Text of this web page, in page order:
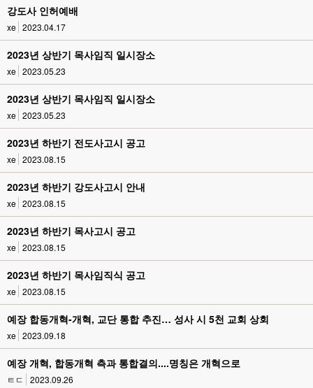
강도사 인허예배
xe 2023.04.17
2023년 상반기 목사임직 일시장소
xe 2023.05.23
2023년 상반기 목사임직 일시장소
xe 2023.05.23
2023년 하반기 전도사고시 공고
xe 2023.08.15
2023년 하반기 강도사고시 안내
xe 2023.08.15
2023년 하반기 목사고시 공고
xe 2023.08.15
2023년 하반기 목사임직식 공고
xe 2023.08.15
예장 합동개혁-개혁, 교단 통합 추진… 성사 시 5천 교회 상회
xe 2023.09.18
예장 개혁, 합동개혁 측과 통합결의....명칭은 개혁으로
ㅌㄷ 2023.09.26